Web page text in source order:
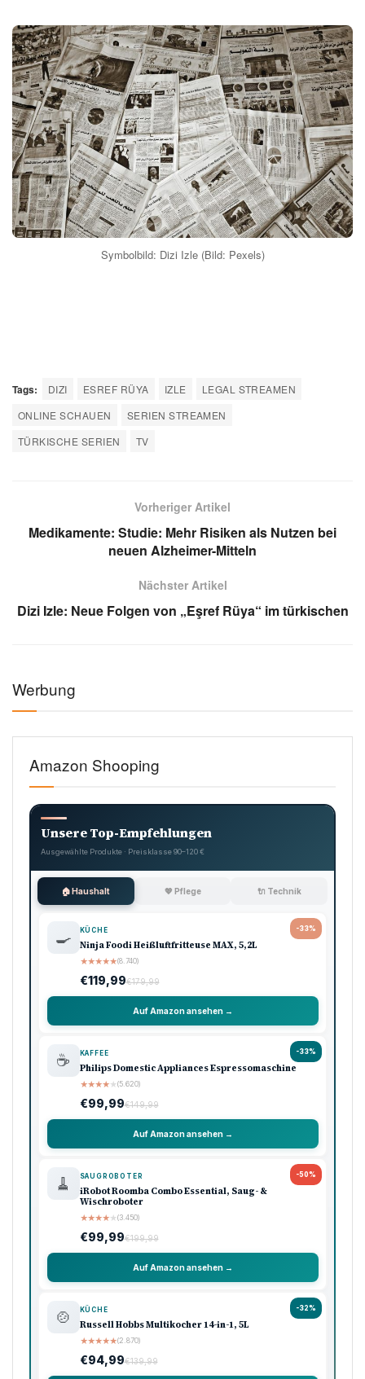
Symbolbild: Dizi Izle (Bild: Pexels)
Tags: DIZI ESREF RÜYA IZLE
LEGAL STREAMEN
ONLINE SCHAUEN
SERIEN STREAMEN
TÜRKISCHE SERIEN
TV
Vorheriger Artikel
Medikamente: Studie: Mehr Risiken als Nutzen bei
neuen Alzheimer-Mitteln
Nächster Artikel
Dizi Izle: Neue Folgen von „Eşref Rüya“ im türkischen
Werbung
Amazon Shooping
Unsere Top-Empfehlungen
Ausgewählte Produkte · Preisklasse 90–120 €
🏠 Haushalt 💖 Pflege 🔌 Technik
-33%
🍳 KÜCHE
Ninja Foodi Heißluftfritteuse MAX, 5,2L
★★★★★(8.740)
€119,99€179,99
Auf Amazon ansehen →
-33%
☕ KAFFEE
Philips Domestic Appliances Espressomaschine
★★★★★(5.620)
€99,99€149,99
Auf Amazon ansehen →
-50%
🧹 SAUGROBOTER
iRobot Roomba Combo Essential, Saug- &
Wischroboter
★★★★★(3.450)
€99,99€199,99
Auf Amazon ansehen →
-32%
🍲 KÜCHE
Russell Hobbs Multikocher 14-in-1, 5L
★★★★★(2.870)
€94,99€139,99